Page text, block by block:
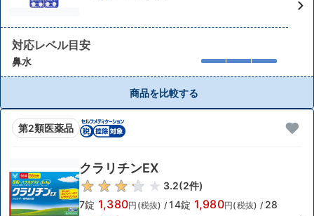
対応レベル目安
鼻水
商品を比較する
第2類医薬品
クラリチンEX
3.2(2件)
7錠 1,380円(税抜) / 14錠 1,980円(税抜) / 28